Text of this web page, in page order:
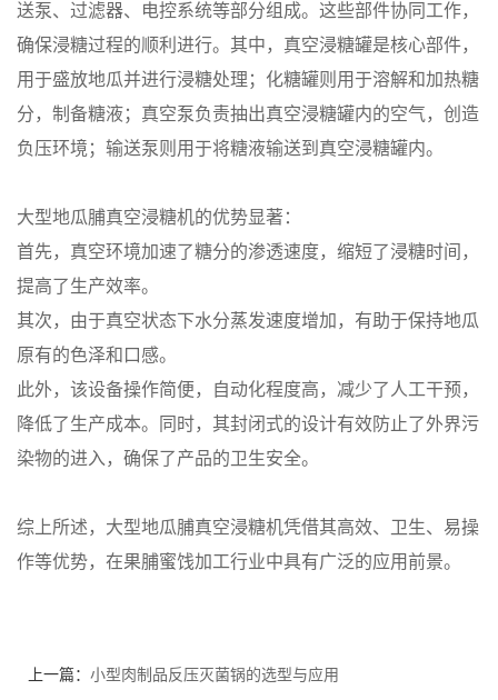
送泵、过滤器、电控系统等部分组成。这些部件协同工作，
确保浸糖过程的顺利进行。其中，真空浸糖罐是核心部件，
用于盛放地瓜并进行浸糖处理；化糖罐则用于溶解和加热糖
分，制备糖液；真空泵负责抽出真空浸糖罐内的空气，创造
负压环境；输送泵则用于将糖液输送到真空浸糖罐内。
大型地瓜脯真空浸糖机的优势显著：
首先，真空环境加速了糖分的渗透速度，缩短了浸糖时间，
提高了生产效率。
其次，由于真空状态下水分蒸发速度增加，有助于保持地瓜
原有的色泽和口感。
此外，该设备操作简便，自动化程度高，减少了人工干预，
降低了生产成本。同时，其封闭式的设计有效防止了外界污
染物的进入，确保了产品的卫生安全。
综上所述，大型地瓜脯真空浸糖机凭借其高效、卫生、易操
作等优势，在果脯蜜饯加工行业中具有广泛的应用前景。
上一篇： 小型肉制品反压灭菌锅的选型与应用